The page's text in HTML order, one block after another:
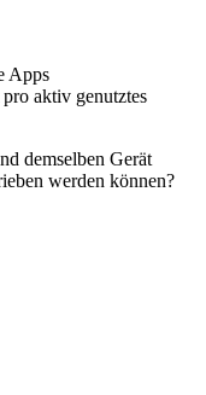
Apps
aktiv genutztes
demselben Gerät
werden können?